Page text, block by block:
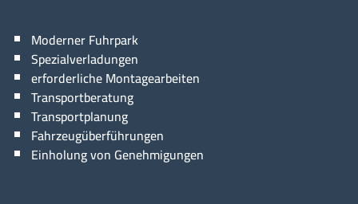
Moderner Fuhrpark
Spezialverladungen
erforderliche Montagearbeiten
Transportberatung
Transportplanung
Fahrzeugüberführungen
Einholung von Genehmigungen